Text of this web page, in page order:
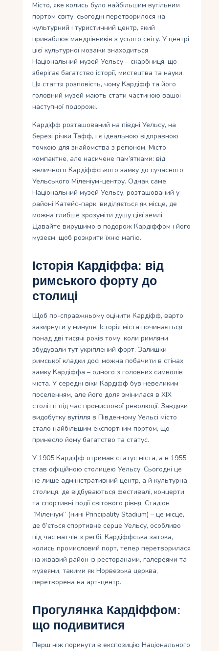
Місто, яке колись було найбільшим вугільним
портом світу, сьогодні перетворилося на
культурний і туристичний центр, який
приваблює мандрівників з усього світу. У центрі
цієї культурної мозаїки знаходиться
Національний музей Уельсу – скарбниця, що
зберігає багатство історії, мистецтва та науки.
Ця стаття розповість, чому Кардіфф та його
головний музей мають стати частиною вашої
наступної подорожі.
Кардіфф розташований на півдні Уельсу, на
березі річки Тафф, і є ідеальною відправною
точкою для знайомства з регіоном. Місто
компактне, але насичене пам’ятками: від
величного Кардіффського замку до сучасного
Уельського Міленіум-центру. Однак саме
Національний музей Уельсу, розташований у
районі Катейс-парк, виділяється як місце, де
можна глибше зрозуміти душу цієї землі.
Давайте вирушимо в подорож Кардіффом і його
музеєм, щоб розкрити їхню магію.
Історія Кардіффа: від
римського форту до
столиці
Щоб по-справжньому оцінити Кардіфф, варто
зазирнути у минуле. Історія міста починається
понад дві тисячі років тому, коли римляни
збудували тут укріплений форт. Залишки
римської кладки досі можна побачити в стінах
замку Кардіффа – одного з головних символів
міста. У середні віки Кардіфф був невеликим
поселенням, але його доля змінилася в XIX
столітті під час промислової революції. Завдяки
видобутку вугілля в Південному Уельсі місто
стало найбільшим експортним портом, що
принесло йому багатство та статус.
У 1905 Кардіфф отримав статус міста, а в 1955
став офіційною столицею Уельсу. Сьогодні це
не лише адміністративний центр, а й культурна
столиця, де відбуваються фестивалі, концерти
та спортивні події світового рівня. Стадіон
“Міленіум” (нині Principality Stadium) – це місце,
де б’ється спортивне серце Уельсу, особливо
під час матчів з регбі. Кардіффська затока,
колись промисловий порт, тепер перетворилася
на жвавий район із ресторанами, галереями та
музеями, такими як Норвезька церква,
перетворена на арт-центр.
Прогулянка Кардіффом:
що подивитися
Перш ніж поринути в експозицію Національного